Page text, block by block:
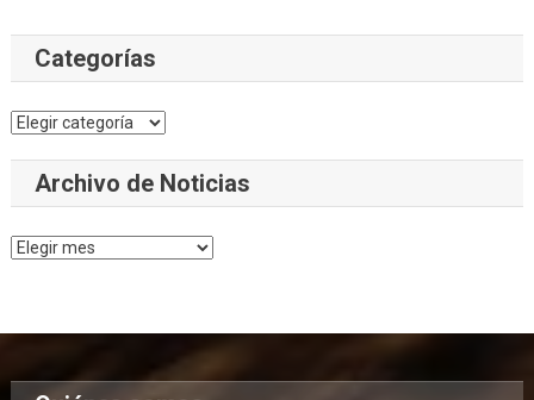
Categorías
Categorías
Archivo de Noticias
Archivo